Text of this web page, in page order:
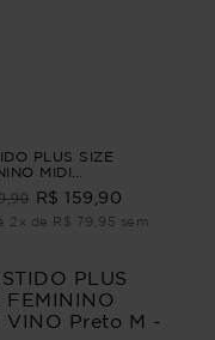
PLUS SIZE
MIDI
BOURBON
M - 44R$ 159,90
2x de R$ 79,95 sem